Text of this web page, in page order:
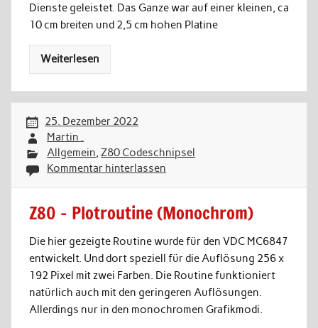
Dienste geleistet. Das Ganze war auf einer kleinen, ca
10 cm breiten und 2,5 cm hohen Platine
Weiterlesen
25. Dezember 2022
Martin .
Allgemein,Z80 Codeschnipsel
Kommentar hinterlassen
Z80 – Plotroutine (Monochrom)
Die hier gezeigte Routine wurde für den VDC MC6847
entwickelt. Und dort speziell für die Auflösung 256 x
192 Pixel mit zwei Farben. Die Routine funktioniert
natürlich auch mit den geringeren Auflösungen.
Allerdings nur in den monochromen Grafikmodi.